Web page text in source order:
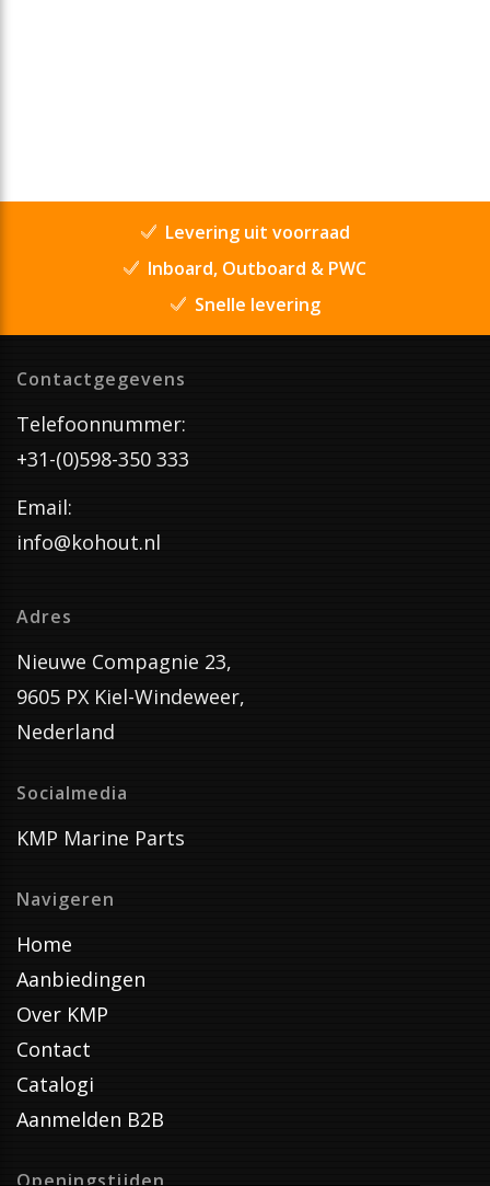
Levering uit voorraad
Inboard, Outboard & PWC
Snelle levering
Contactgegevens
Telefoonnummer:
+31-(0)598-350 333
Email:
info@kohout.nl
Adres
Nieuwe Compagnie 23,
9605 PX Kiel-Windeweer,
Nederland
Socialmedia
KMP Marine Parts
Navigeren
Home
Aanbiedingen
Over KMP
Contact
Catalogi
Aanmelden B2B
Openingstijden